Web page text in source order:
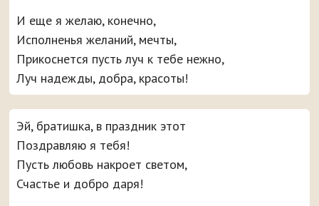
И еще я желаю, конечно,
Исполненья желаний, мечты,
Прикоснется пусть луч к тебе нежно,
Луч надежды, добра, красоты!
Эй, братишка, в праздник этот
Поздравляю я тебя!
Пусть любовь накроет светом,
Счастье и добро даря!